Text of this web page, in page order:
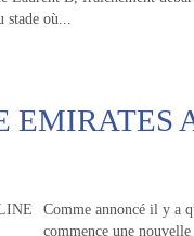
stade où...
EMIRATES
Comme annoncé il y a
commence une